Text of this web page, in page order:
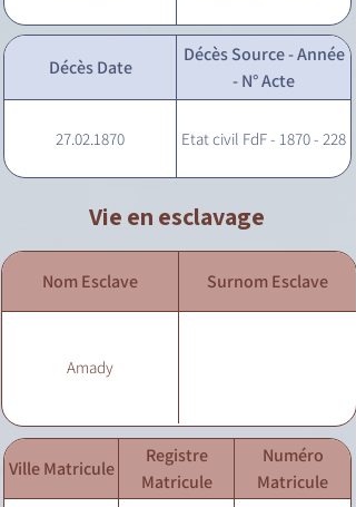
Décès Date
Décès Source - Année
- N° Acte
27.02.1870 Etat civil FdF - 1870 - 228
Vie en esclavage
Nom Esclave Surnom Esclave
Amady
Ville Matricule
Registre
Matricule
Numéro
Matricule